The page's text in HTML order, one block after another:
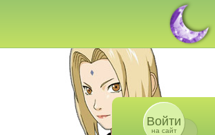
Войти
на сайт